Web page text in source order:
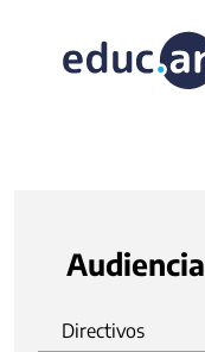
Audiencia
Directivos